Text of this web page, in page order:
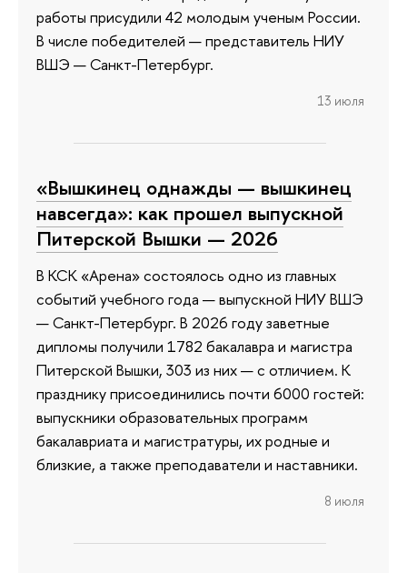
работы присудили 42 молодым ученым России.
В числе победителей — представитель НИУ
ВШЭ — Санкт-Петербург.
13 июля
«Вышкинец однажды — вышкинец
навсегда»: как прошел выпускной
Питерской Вышки — 2026
В КСК «Арена» состоялось одно из главных
событий учебного года — выпускной НИУ ВШЭ
— Санкт-Петербург. В 2026 году заветные
дипломы получили 1782 бакалавра и магистра
Питерской Вышки, 303 из них — с отличием. К
празднику присоединились почти 6000 гостей:
выпускники образовательных программ
бакалавриата и магистратуры, их родные и
близкие, а также преподаватели и наставники.
8 июля